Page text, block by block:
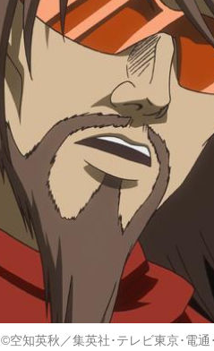
©空知英秋／集英社･テレビ東京･電通